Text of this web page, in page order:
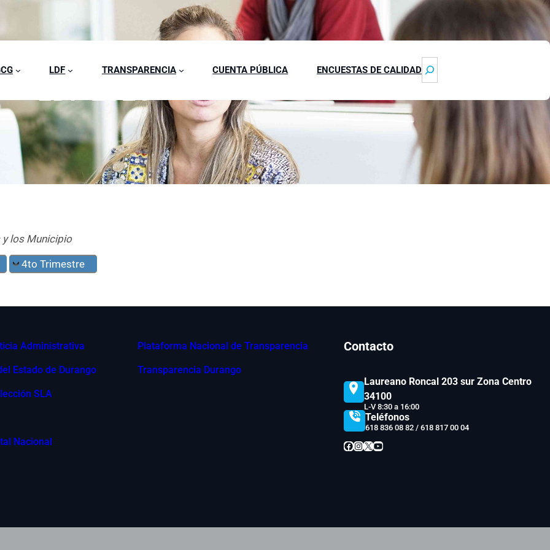
LDF TRANSPARENCIA CUENTA PÚBLICA ENCUESTAS DE CALIDAD
e
LDF 2025
y los Municipio
4to Trimestre
Administrativa
Estado de Durango
SLA
Nacional
Plataforma Nacional de Transparencia
Transparencia Durango
Contacto
Laureano Roncal 203 sur Zona Centro
34100
L-V 8:30 a 16:00
Teléfonos
618 836 08 82 / 618 817 00 04
Facebook InstagramX YouTube